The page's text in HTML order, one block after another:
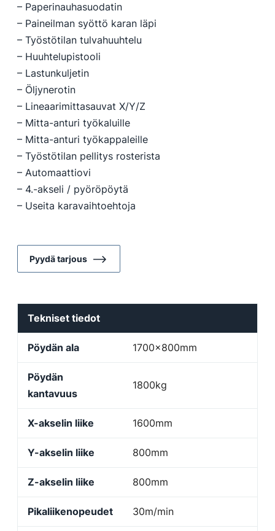
– Paperinauhasuodatin
– Paineilman syöttö karan läpi
– Työstötilan tulvahuuhtelu
– Huuhtelupistooli
– Lastunkuljetin
– Öljynerotin
– Lineaarimittasauvat X/Y/Z
– Mitta-anturi työkaluille
– Mitta-anturi työkappaleille
– Työstötilan pellitys rosterista
– Automaattiovi
– 4.-akseli / pyöröpöytä
– Useita karavaihtoehtoja
Pyydä tarjous
Tekniset tiedot
Pöydän ala 1700x800mm
Pöydän
kantavuus
1800kg
X-akselin liike 1600mm
Y-akselin liike 800mm
Z-akselin liike 800mm
Pikaliikenopeudet 30m/min